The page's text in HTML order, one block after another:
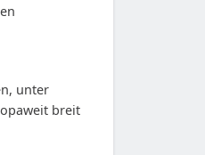
unter
breit